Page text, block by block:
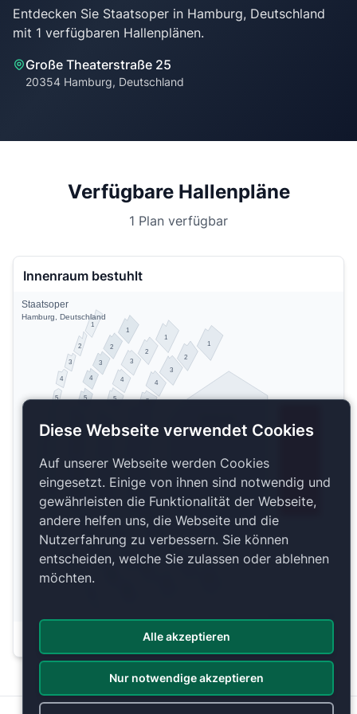
Entdecken Sie Staatsoper in Hamburg, Deutschland
Große Theaterstraße 25
20354 Hamburg, Deutschland
Verfügbare Hallenpläne
1 Plan verfügbar
Innenraum bestuhlt
1
1
2
3
4
5
1
2
3
4
5
1
2
3
4
5
1
2
3
4
5
1
2
2
3
3
4
4
2
4
3
4
5
3
4
5
2
3
4
5
Parkett Rechts
Staatsoper
Hamburg, Deutschland
Plan anzeigen
Diese Webseite verwendet Cookies
Auf unserer Webseite werden Cookies
eingesetzt. Einige von ihnen sind notwendig und
gewährleisten die Funktionalität der Webseite,
andere helfen uns, die Webseite und die
Nutzerfahrung zu verbessern. Sie können
entscheiden, welche Sie zulassen oder ablehnen
möchten.
Alle akzeptieren
Nur notwendige akzeptieren